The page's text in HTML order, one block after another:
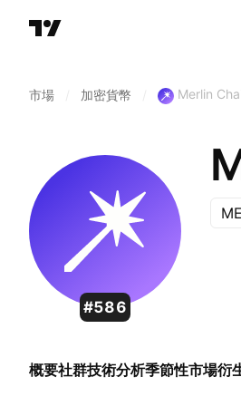
市場 加密貨幣 Merlin
#586
概要社群技術分析季節性市場衍